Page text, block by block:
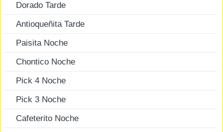
Dorado Tarde
Antioqueñita Tarde
Paisita Noche
Chontico Noche
Pick 4 Noche
Pick 3 Noche
Cafeterito Noche